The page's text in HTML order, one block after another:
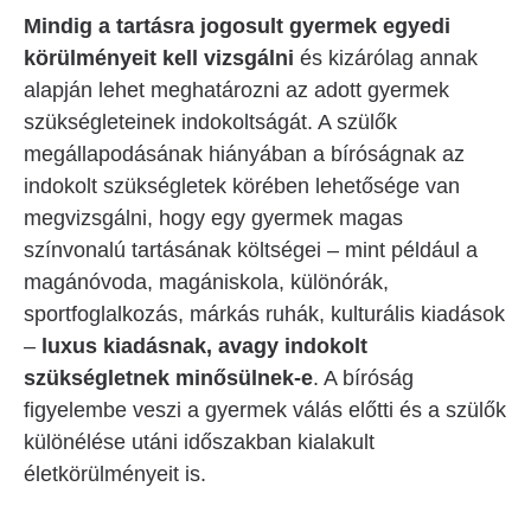
Mindig a tartásra jogosult gyermek egyedi
körülményeit kell vizsgálni és kizárólag annak
alapján lehet meghatározni az adott gyermek
szükségleteinek indokoltságát. A szülők
megállapodásának hiányában a bíróságnak az
indokolt szükségletek körében lehetősége van
megvizsgálni, hogy egy gyermek magas
színvonalú tartásának költségei – mint például a
magánóvoda, magániskola, különórák,
sportfoglalkozás, márkás ruhák, kulturális kiadások
– luxus kiadásnak, avagy indokolt
szükségletnek minősülnek-e. A bíróság
figyelembe veszi a gyermek válás előtti és a szülők
különélése utáni időszakban kialakult
életkörülményeit is.